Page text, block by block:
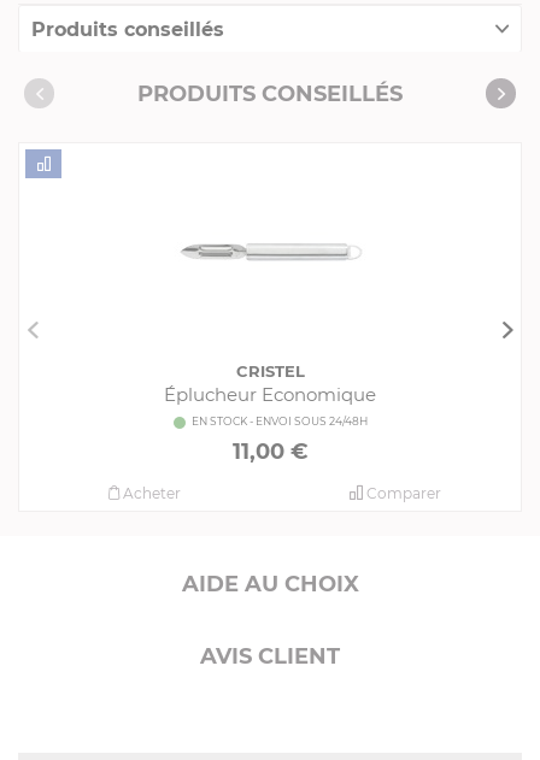
Produits conseillés
Consommables complémentaires
PRODUITS CONSEILLÉS
CRISTEL
Éplucheur Economique
EN STOCK - ENVOI SOUS 24/48H
11,00 €
Comparer
Acheter
AIDE AU CHOIX
AVIS CLIENT